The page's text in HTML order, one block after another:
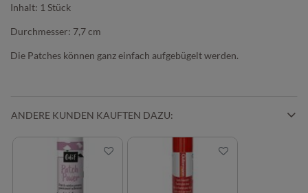
Inhalt: 1 Stück
Durchmesser: 7,7 cm
Die Patches können ganz einfach aufgebügelt werden.
ANDERE KUNDEN KAUFTEN DAZU: